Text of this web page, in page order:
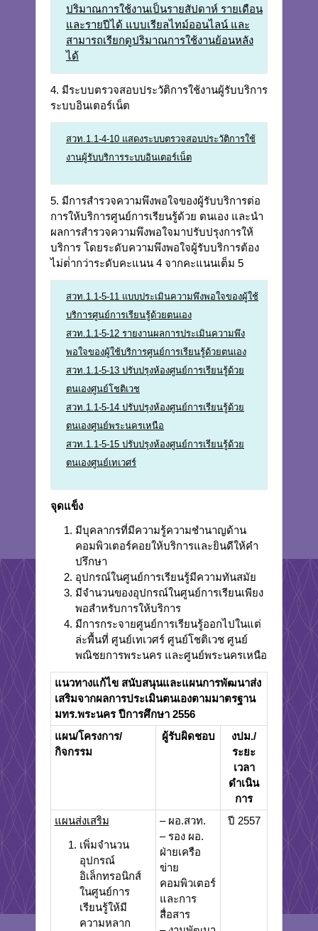
ปริมาณการใช้งานเป็นรายสัปดาห์ รายเดือน
และรายปีได้ แบบเรียลไทม์ออนไลน์ และ
สามารถเรียกดูปริมาณการใช้งานย้อนหลัง
ได้
4. มีระบบตรวจสอบประวัติการใช้งานผู้รับบริการ
ระบบอินเตอร์เน็ต
สวท.1.1-4-10 แสดงระบบตรวจสอบประวัติการใช้
งานผู้รับบริการระบบอินเตอร์เน็ต
5. มีการสํารวจความพึงพอใจของผู้รับบริการต่อ
การให้บริการศูนย์การเรียนรู้ด้วย ตนเอง และนํา
ผลการสํารวจความพึงพอใจมาปรับปรุงการให้
บริการ โดยระดับความพึงพอใจผู้รับบริการต้อง
ไม่ต่ํากว่าระดับคะแนน 4 จากคะแนนเต็ม 5
สวท.1.1-5-11 แบบประเมินความพึงพอใจของผู้ใช้
บริการศูนย์การเรียนรู้ด้วยตนเอง
สวท.1.1-5-12 รายงานผลการประเมินความพึง
พอใจของผู้ใช้บริการศูนย์การเรียนรู้ด้วยตนเอง
สวท.1.1-5-13 ปรับปรุงห้องศูนย์การเรียนรู้ด้วย
ตนเองศูนย์โชติเวช
สวท.1.1-5-14 ปรับปรุงห้องศูนย์การเรียนรู้ด้วย
ตนเองศูนย์พระนครเหนือ
สวท.1.1-5-15 ปรับปรุงห้องศูนย์การเรียนรู้ด้วย
ตนเองศูนย์เทเวศร์
จุดแข็ง
มีบุคลากรที่มีความรู้ความชำนาญด้าน
คอมพิวเตอร์คอยให้บริการและยินดีให้คำ
ปรึกษา
อุปกรณ์ในศูนย์การเรียนรู้มีความทันสมัย
มีจำนวนของอุปกรณ์ในศูนย์การเรียนเพียง
พอสำหรับการให้บริการ
มีการกระจายศูนย์การเรียนรู้ออกไปในแต่
ล่ะพื้นที่ ศูนย์เทเวศร์ ศูนย์โชติเวช ศูนย์
พณิชยการพระนคร และศูนย์พระนครเหนือ
แนวทางแก้ไข สนับสนุนและแผนการพัฒนาส่ง
เสริมจากผลการประเมินตนเองตามมาตรฐาน
มทร.พระนคร ปีการศึกษา 2556
แผน/โครงการ/
กิจกรรม
ผู้รับผิดชอบ งปม./
ระยะ
เวลา
ดำเนิน
การ
แผนส่งเสริม
เพิ่มจำนวน
อุปกรณ์
อิเล็กทรอนิกส์
ในศูนย์การ
เรียนรู้ให้มี
ความหลาก
– ผอ.สวท.
– รอง ผอ.
ฝ่ายเครือ
ข่าย
คอมพิวเตอร์
และการ
สื่อสาร
ปี 2557